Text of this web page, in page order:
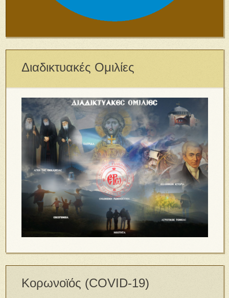
Διαδικτυακές Ομιλίες
Κορωνοϊός (COVID-19)